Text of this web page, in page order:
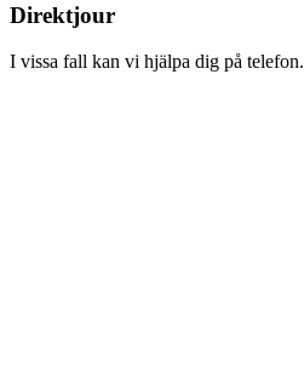
Direktjour
I vissa fall kan vi hjälpa dig på telefon.